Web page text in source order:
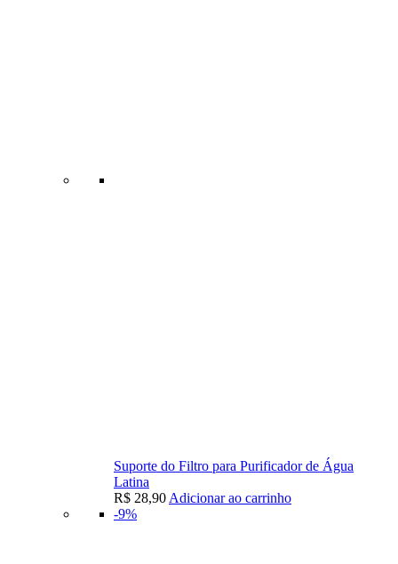
Suporte do Filtro para Purificador de Água
Latina
R$ 28,90 Adicionar ao carrinho
-9%